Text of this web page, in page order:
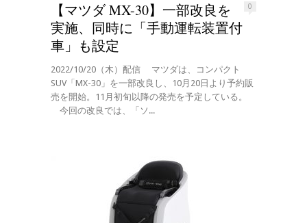
0
【マツダ MX-30】一部改良を
実施、同時に「手動運転装置付
車」も設定
2022/10/20（木）配信 マツダは、コンパクト
SUV「MX-30」を一部改良し、10月20日より予約販
売を開始。11月初旬以降の発売を予定している。
今回の改良では、「ソ...